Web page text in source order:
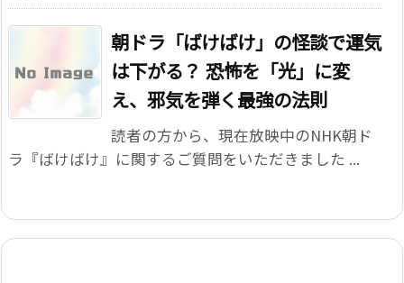
朝ドラ「ばけばけ」の怪談で運気
は下がる？ 恐怖を「光」に変
え、邪気を弾く最強の法則
読者の方から、現在放映中のNHK朝ド
ラ『ばけばけ』に関するご質問をいただきました ...